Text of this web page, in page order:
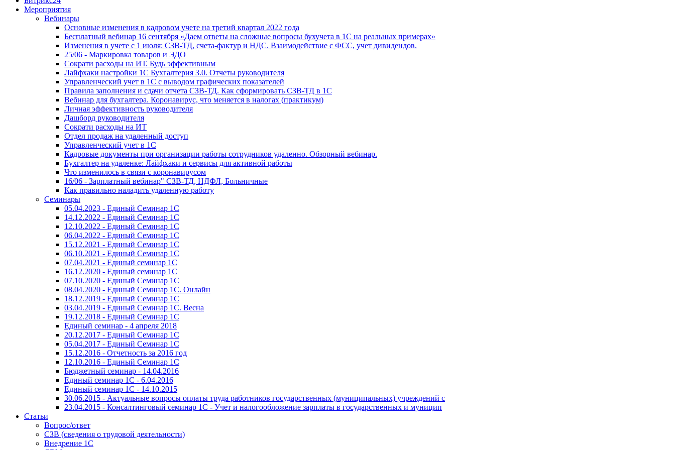
Мероприятия
Вебинары
Основные изменения в кадровом учете на третий квартал 2022 года
Бесплатный вебинар 16 сентября «Даем ответы на сложные вопросы бухучета в 1С на реальных примерах»
Изменения в учете с 1 июля: СЗВ-ТД, счета-фактур и НДС. Взаимодействие с ФСС, учет дивидендов.
25/06 - Маркировка товаров и ЭДО
Сократи расходы на ИТ. Будь эффективным
Лайфхаки настройки 1С Бухгалтерия 3.0. Отчеты руководителя
Управленческий учет в 1С с выводом графических показателей
Правила заполнения и сдачи отчета СЗВ-ТД. Как сформировать СЗВ-ТД в 1С
Вебинар для бухгалтера. Коронавирус, что меняется в налогах (практикум)
Личная эффективность руководителя
Дашборд руководителя
Сократи расходы на ИТ
Отдел продаж на удаленный доступ
Управленческий учет в 1С
Кадровые документы при организации работы сотрудников удаленно. Обзорный вебинар.
Бухгалтер на удаленке: Лайфхаки и сервисы для активной работы
Что изменилось в связи с коронавирусом
16/06 - Зарплатный вебинар" СЗВ-ТД, НДФЛ, Больничные
Как правильно наладить удаленную работу
Семинары
05.04.2023 - Единый Семинар 1С
14.12.2022 - Единый Семинар 1С
12.10.2022 - Единый Семинар 1С
06.04.2022 - Единый Семинар 1С
15.12.2021 - Единый Семинар 1С
06.10.2021 - Единый Семинар 1С
07.04.2021 - Единый семинар 1С
16.12.2020 - Единый семинар 1С
07.10.2020 - Единый Семинар 1С
08.04.2020 - Единый Семинар 1С. Онлайн
18.12.2019 - Единый Семинар 1С
03.04.2019 - Единый Семинар 1С. Весна
19.12.2018 - Единый Семинар 1С
Единый семинар - 4 апреля 2018
20.12.2017 - Единый Семинар 1С
05.04.2017 - Единый Семинар 1С
15.12.2016 - Отчетность за 2016 год
12.10.2016 - Единый Семинар 1С
Бюджетный семинар - 14.04.2016
Единый семинар 1С - 6.04.2016
Единый семинар 1С - 14.10.2015
30.06.2015 - Актуальные вопросы оплаты труда работников государственных (муниципальных) учреждений с
23.04.2015 - Консалтинговый семинар 1С - Учет и налогообложение зарплаты в государственных и муницип
Статьи
Вопрос/ответ
СЗВ (сведения о трудовой деятельности)
Внедрение 1С